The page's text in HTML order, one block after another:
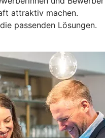
attraktiv machen.
passenden Lösungen.